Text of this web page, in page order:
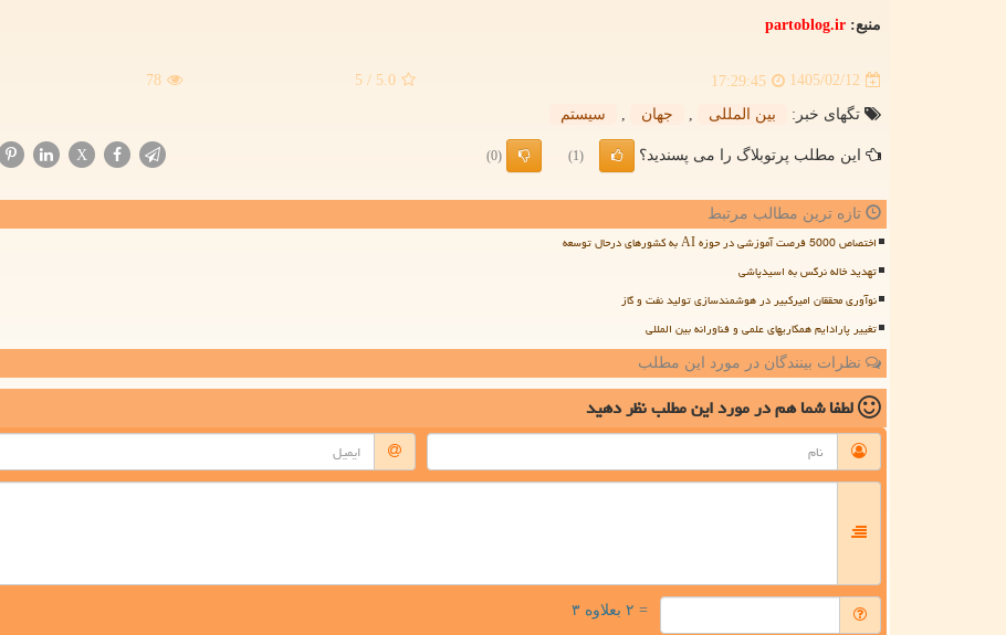
منبع: partoblog.ir
1405/02/12
17:29:45
5.0
/ 5
78
تگهای خبر: بین المللی , جهان , سیستم
این مطلب پرتوبلاگ را می پسندید؟ (1)
(0)
X
تازه ترین مطالب مرتبط
اختصاص 5000 فرصت آموزشی در حوزه AI به کشورهای درحال توسعه
تهدید خاله نرگس به اسیدپاشی
نوآوری محققان امیرکبیر در هوشمندسازی تولید نفت و گاز
تغییر پارادایم همکاریهای علمی و فناورانه بین المللی
نظرات بینندگان در مورد این مطلب
لطفا شما همدر مورد این مطلبنظر دهید
= ۲ بعلاوه ۳